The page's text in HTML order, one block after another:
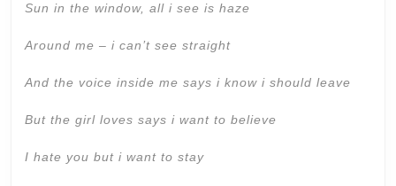
Sun in the window, all i see is haze
Around me – i can’t see straight
And the voice inside me says i know i should leave
But the girl loves says i want to believe
I hate you but i want to stay